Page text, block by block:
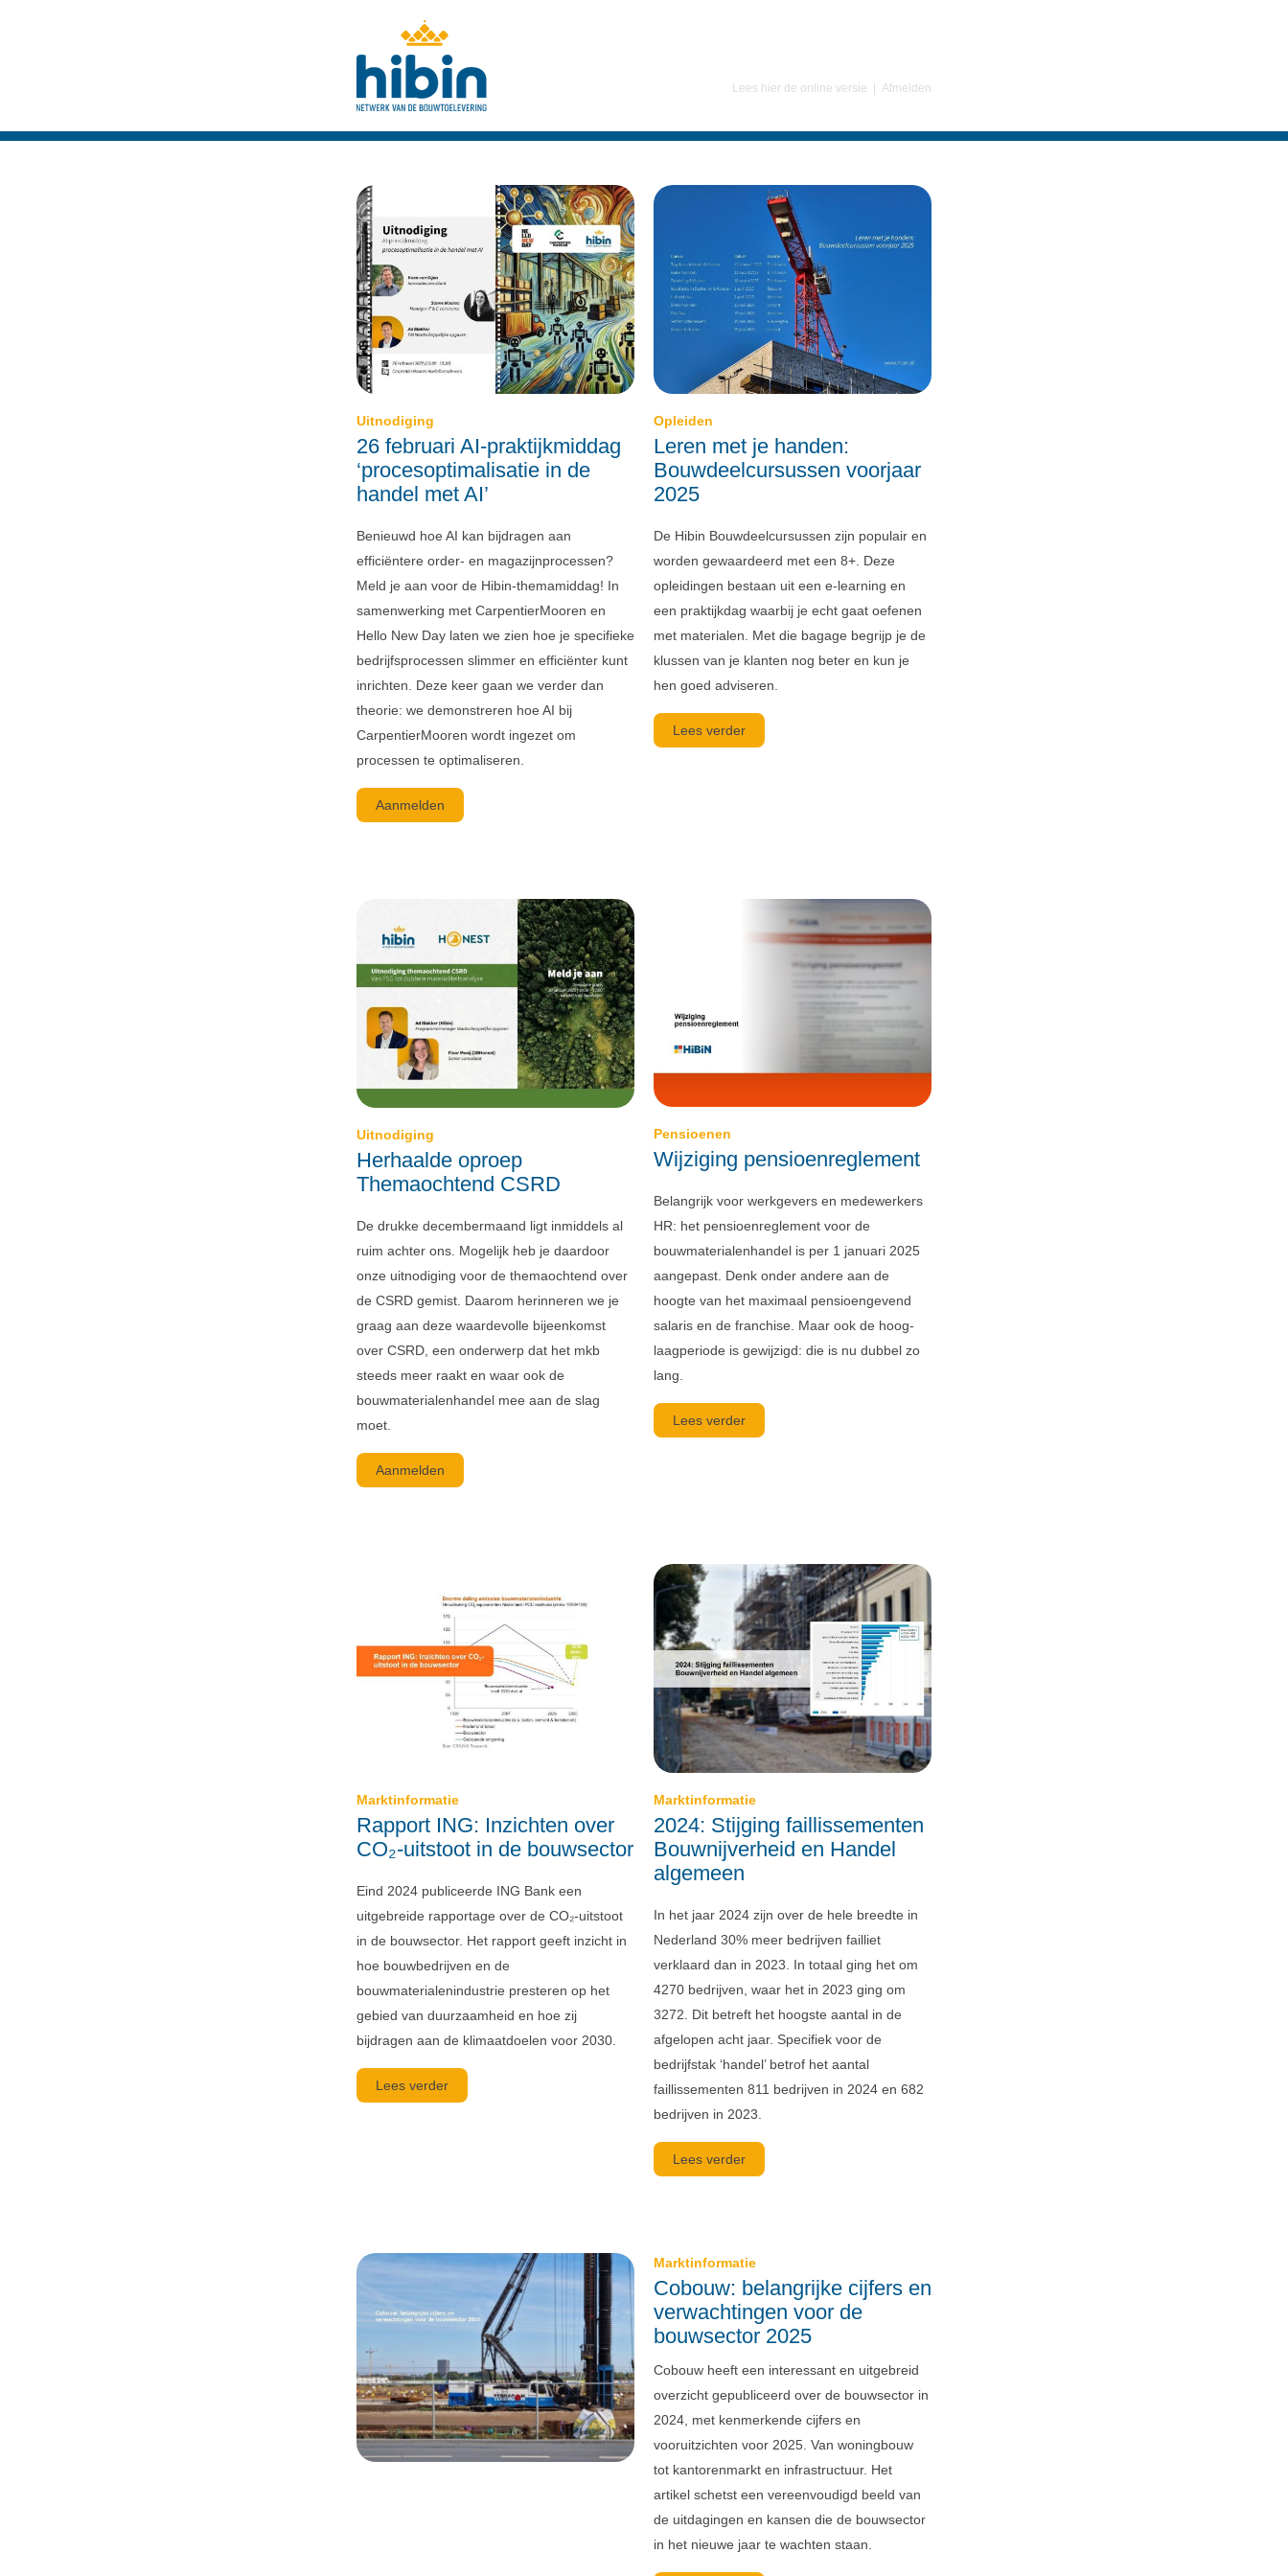
Lees hier de online versie Afmelden
Uitnodiging
26 februari AI-praktijkmiddag
‘procesoptimalisatie in de
handel met AI’
Benieuwd hoe AI kan bijdragen aan
efficiëntere order- en magazijnprocessen?
Meld je aan voor de Hibin-themamiddag! In
samenwerking met CarpentierMooren en
Hello New Day laten we zien hoe je specifieke
bedrijfsprocessen slimmer en efficiënter kunt
inrichten. Deze keer gaan we verder dan
theorie: we demonstreren hoe AI bij
CarpentierMooren wordt ingezet om
processen te optimaliseren.
Aanmelden
Opleiden
Leren met je handen:
Bouwdeelcursussen voorjaar
2025
De Hibin Bouwdeelcursussen zijn populair en
worden gewaardeerd met een 8+. Deze
opleidingen bestaan uit een e-learning en
een praktijkdag waarbij je echt gaat oefenen
met materialen. Met die bagage begrijp je de
klussen van je klanten nog beter en kun je
hen goed adviseren.
Lees verder
Uitnodiging
Herhaalde oproep
Themaochtend CSRD
De drukke decembermaand ligt inmiddels al
ruim achter ons. Mogelijk heb je daardoor
onze uitnodiging voor de themaochtend over
de CSRD gemist. Daarom herinneren we je
graag aan deze waardevolle bijeenkomst
over CSRD, een onderwerp dat het mkb
steeds meer raakt en waar ook de
bouwmaterialenhandel mee aan de slag
moet.
Aanmelden
Pensioenen
Wijziging pensioenreglement
Belangrijk voor werkgevers en medewerkers
HR: het pensioenreglement voor de
bouwmaterialenhandel is per 1 januari 2025
aangepast. Denk onder andere aan de
hoogte van het maximaal pensioengevend
salaris en de franchise. Maar ook de hoog-
laagperiode is gewijzigd: die is nu dubbel zo
lang.
Lees verder
Marktinformatie
Rapport ING: Inzichten over
CO₂-uitstoot in de bouwsector
Eind 2024 publiceerde ING Bank een
uitgebreide rapportage over de CO₂-uitstoot
in de bouwsector. Het rapport geeft inzicht in
hoe bouwbedrijven en de
bouwmaterialenindustrie presteren op het
gebied van duurzaamheid en hoe zij
bijdragen aan de klimaatdoelen voor 2030.
Lees verder
Marktinformatie
2024: Stijging faillissementen
Bouwnijverheid en Handel
algemeen
In het jaar 2024 zijn over de hele breedte in
Nederland 30% meer bedrijven failliet
verklaard dan in 2023. In totaal ging het om
4270 bedrijven, waar het in 2023 ging om
3272. Dit betreft het hoogste aantal in de
afgelopen acht jaar. Specifiek voor de
bedrijfstak ‘handel’ betrof het aantal
faillissementen 811 bedrijven in 2024 en 682
bedrijven in 2023.
Lees verder
Marktinformatie
Cobouw: belangrijke cijfers en
verwachtingen voor de
bouwsector 2025
Cobouw heeft een interessant en uitgebreid
overzicht gepubliceerd over de bouwsector in
2024, met kenmerkende cijfers en
vooruitzichten voor 2025. Van woningbouw
tot kantorenmarkt en infrastructuur. Het
artikel schetst een vereenvoudigd beeld van
de uitdagingen en kansen die de bouwsector
in het nieuwe jaar te wachten staan.